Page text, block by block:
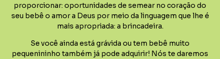
proporcionar: oportunidades de semear no coração do
seu bebê o amor a Deus por meio da linguagem que lhe é
mais apropriada: a brincadeira.
Se você ainda está grávida ou tem bebê muito
pequenininho também já pode adquirir! Nós te daremos